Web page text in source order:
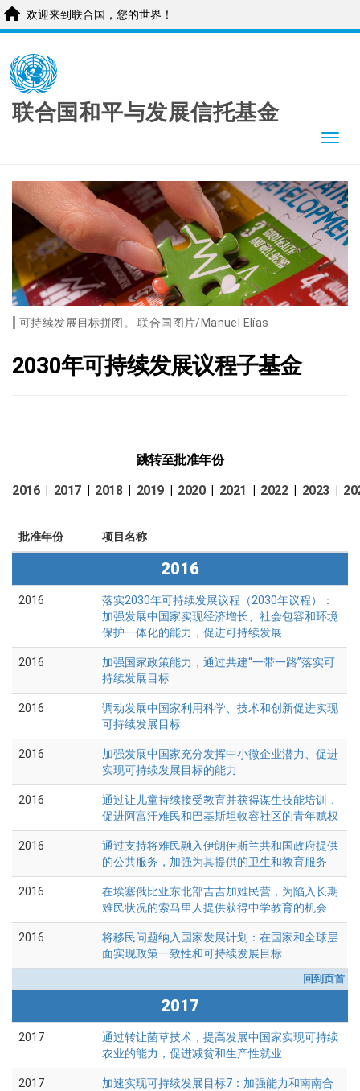
main
content
欢迎来到联合国，您的世界！
联合国和平与发展信托基金
可持续发展目标拼图。 联合国图片/Manuel Elías
2030年可持续发展议程子基金
跳转至批准年份
2016| 2017| 2018| 2019| 2020| 2021 | 2022| 2023|
批准年份 项目名称
2016
2016
落实2030年可持续发展议程（2030年议程）：
加强发展中国家实现经济增长、社会包容和环境
保护一体化的能力，促进可持续发展
2016
加强国家政策能力，通过共建“一带一路”落实可
持续发展目标
2016
调动发展中国家利用科学、技术和创新促进实现
可持续发展目标
2016
加强发展中国家充分发挥中小微企业潜力、促进
实现可持续发展目标的能力
2016
通过让儿童持续接受教育并获得谋生技能培训，
促进阿富汗难民和巴基斯坦收容社区的青年赋权
2016
通过支持将难民融入伊朗伊斯兰共和国政府提供
的公共服务，加强为其提供的卫生和教育服务
2016
在埃塞俄比亚东北部吉吉加难民营，为陷入长期
难民状况的索马里人提供获得中学教育的机会
2016
将移民问题纳入国家发展计划：在国家和全球层
面实现政策一致性和可持续发展目标
回到页首
2017
2017
通过转让菌草技术，提高发展中国家实现可持续
农业的能力，促进减贫和生产性就业
2017
加速实现可持续发展目标7：加强能力和南南合